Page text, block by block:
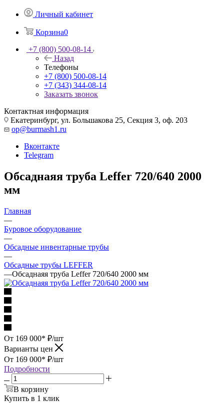
Личный кабинет
Корзина0
+7 (800) 500-08-14
Назад
Телефоны
+7 (800) 500-08-14
+7 (343) 344-08-14
Заказать звонок
Контактная информация
Екатеринбург, ул. Большакова 25, Секция 3, оф. 203
op@burmash1.ru
Вконтакте
Telegram
Обсаднаяя труба Leffer 720/640 2000
мм
Главная
—
Буровое оборудование
—
Обсадные инвентарные трубы
—
Обсадные трубы LEFFER
—Обсаднаяя труба Leffer 720/640 2000 мм
От 169 000* ₽/шт
Варианты цен
От 169 000* ₽/шт
Подробности
В корзину
Купить в 1 клик